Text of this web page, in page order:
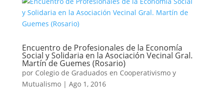
Encuentro de Profesionales de la Economía
Social y Solidaria en la Asociación Vecinal Gral.
Martín de Guemes (Rosario)
por Colegio de Graduados en Cooperativismo y
Mutualismo| Ago 1, 2016